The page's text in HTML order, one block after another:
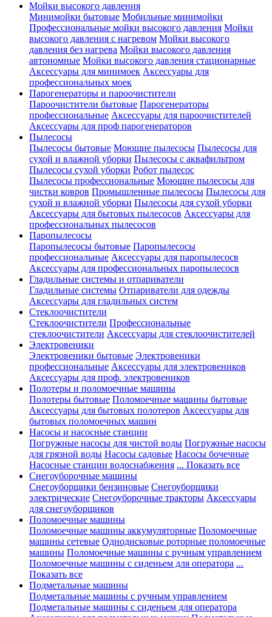
Мойки высокого давления
Минимойки бытовые Мобильные минимойки
Профессиональные мойки высокого давления Мойки
высокого давления с нагревом Мойки высокого
давления без нагрева Мойки высокого давления
автономные Мойки высокого давления стационарные
Аксессуары для минимоек Аксессуары для
профессиональных моек
Парогенераторы и пароочистители
Пароочистители бытовые Парогенераторы
профессиональные Аксессуары для пароочистителей
Аксессуары для проф парогенераторов
Пылесосы
Пылесосы бытовые Моющие пылесосы Пылесосы для
сухой и влажной уборки Пылесосы с аквафильтром
Пылесосы сухой уборки Робот пылесос
Пылесосы профессиональные Моющие пылесосы для
чистки ковров Промышленные пылесосы Пылесосы для
сухой и влажной уборки Пылесосы для сухой уборки
Аксессуары для бытовых пылесосов Аксессуары для
профессиональных пылесосов
Паропылесосы
Паропылесосы бытовые Паропылесосы
профессиональные Аксессуары для паропылесосв
Аксессуары для профессиональных паропылесосв
Гладильные системы и отпариватели
Гладильные системы Отпариватели для одежды
Аксессуары для гладильных систем
Стеклоочистители
Стеклоочистители Профессиональные
стеклоочистители Аксессуары для стеклоочистителей
Электровеники
Электровеники бытовые Электровеники
профессиональные Аксессуары для электровеников
Аксессуары для проф. электровеников
Полотеры и поломоечные машины
Полотеры бытовые Поломоечные машины бытовые
Аксессуары для бытовых полотеров Аксессуары для
бытовых поломоечных машин
Насосы и насосные станции
Погружные насосы для чистой воды Погружные насосы
для грязной воды Насосы садовые Насосы бочечные
Насосные станции водоснабжения ... Показать все
Снегоуборочные машины
Снегоуборщики бензиновые Снегоуборщики
электрические Снегоуборочные тракторы Аксессуары
для снегоуборщиков
Поломоечные машины
Поломоечные машины аккумуляторные Поломоечные
машины сетевые Однодисковые роторные поломоечные
машины Поломоечные машины с ручным управлением
Поломоечные машины с сиденьем для оператора ...
Показать все
Подметальные машины
Подметальные машины с ручным управлением
Подметальные машины с сиденьем для оператора